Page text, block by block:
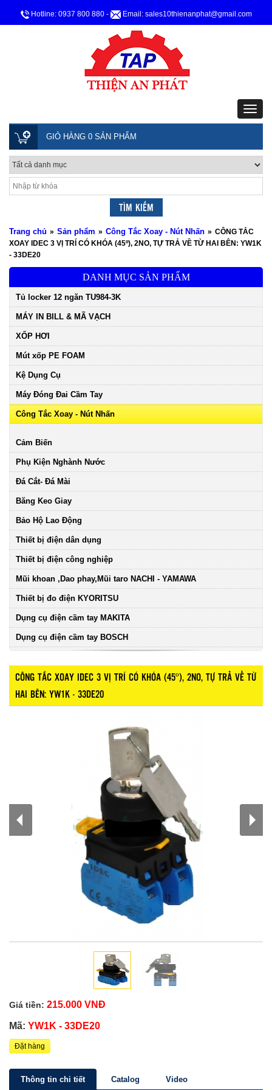
Hotline: 0937 800 880 - Email: sales10thienanphat@gmail.com
GIỎ HÀNG 0 SẢN PHẨM
Trang chủ » Sản phẩm » Công Tắc Xoay - Nút Nhấn » CÔNG TẮC
XOAY IDEC 3 VỊ TRÍ CÓ KHÓA (45º), 2NO, TỰ TRẢ VỀ TỪ HAI BÊN: YW1K
- 33DE20
DANH MỤC SẢN PHẨM
Tủ locker 12 ngăn TU984-3K
MÁY IN BILL & MÃ VẠCH
XỐP HƠI
Mút xốp PE FOAM
Kệ Dụng Cụ
Máy Đóng Đai Cầm Tay
Công Tắc Xoay - Nút Nhấn
Cảm Biến
Phụ Kiện Nghành Nước
Đá Cắt- Đá Mài
Băng Keo Giay
Bảo Hộ Lao Động
Thiết bị điện dân dụng
Thiết bị điện công nghiệp
Mũi khoan ,Dao phay,Mũi taro NACHI - YAMAWA
Thiết bị đo điện KYORITSU
Dụng cụ điện cầm tay MAKITA
Dụng cụ điện cầm tay BOSCH
CÔNG TẮC XOAY IDEC 3 VỊ TRÍ CÓ KHÓA (45º), 2NO, TỰ TRẢ VỀ TỪ
HAI BÊN: YW1K - 33DE20
Giá tiền: 215.000 VNĐ
Mã: YW1K - 33DE20
Đặt hàng
Thông tin chi tiết Catalog Video